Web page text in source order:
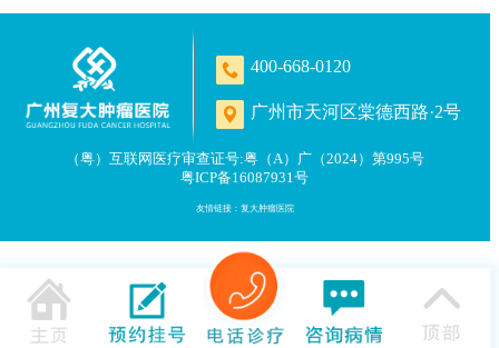
400-668-0120
广州市天河区棠德西路·2号
（粤）互联网医疗审查证号:粤（A）广（2024）第995号
粤ICP备16087931号
友情链接： 复大肿瘤医院